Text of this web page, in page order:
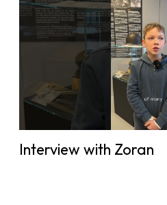
Interview with Zoran